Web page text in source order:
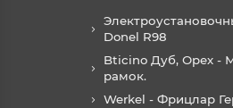
Donel R98
Bticino Дуб, Орех -
рамок.
Werkel - Фрицлар